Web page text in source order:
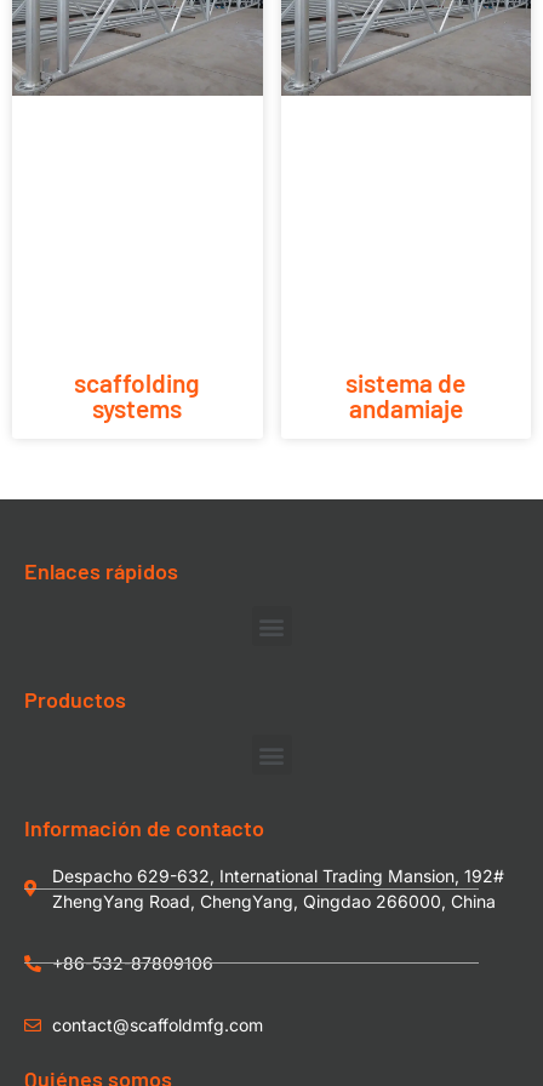
scaffolding
systems
sistema de
andamiaje
Enlaces rápidos
Productos
Información de contacto
Despacho 629-632, International Trading Mansion, 192#
ZhengYang Road, ChengYang, Qingdao 266000, China
+86-532-87809106
contact@scaffoldmfg.com
Quiénes somos